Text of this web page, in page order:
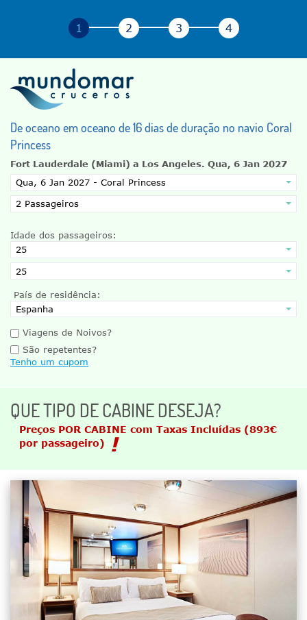
De oceano em oceano de 16 dias de duração no navio Coral
Princess
Fort Lauderdale (Miami) a Los Angeles. Qua, 6 Jan 2027
Idade dos passageiros:
País de residência:
Viagens de Noivos?
São repetentes?
Tenho um cupom
QUE TIPO DE CABINE DESEJA?
Preços POR CABINE com Taxas Incluídas (893€
por passageiro)